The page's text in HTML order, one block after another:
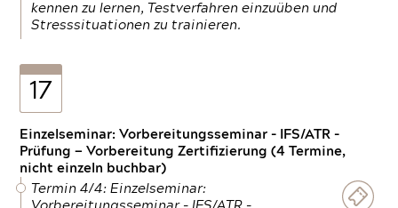
kennen zu lernen, Testverfahren einzuüben und
Stresssituationen zu trainieren.
17
Einzelseminar: Vorbereitungsseminar - IFS/ATR -
Prüfung — Vorbereitung Zertifizierung (4 Termine,
nicht einzeln buchbar)
Termin 4/4: Einzelseminar: